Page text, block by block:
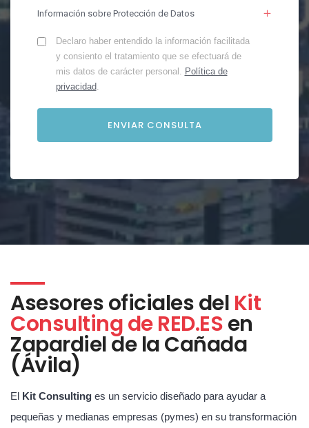
Información sobre Protección de Datos
Declaro haber entendido la información facilitada
y consiento el tratamiento que se efectuará de
mis datos de carácter personal. Política de
privacidad.
Asesores oficiales del Kit
Consulting de RED.ESen
Zapardiel de la Cañada
(Ávila)
El Kit Consulting es un servicio diseñado para ayudar a
pequeñas y medianas empresas (pymes) en su transformación